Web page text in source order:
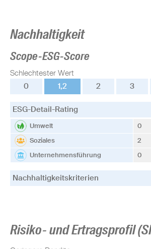
Nachhaltigkeit
Scope-ESG-Score
Schlechtester Wert
0
1,2 2 3
ESG-Detail-Rating
Umwelt
0
Soziales
2
Unternehmensführung
0
Nachhaltigkeitskriterien
Risiko- und Ertragsprofil